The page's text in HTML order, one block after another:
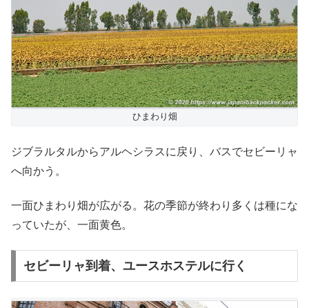
ひまわり畑
ジブラルタルからアルヘシラスに戻り、バスでセビーリャ
へ向かう。
一面ひまわり畑が広がる。花の季節が終わり多くは種にな
っていたが、一面黄色。
セビーリャ到着、ユースホステルに行く